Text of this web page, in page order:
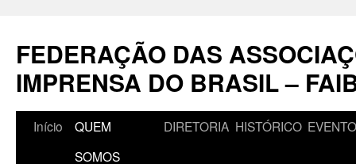
conteúdo
FEDERAÇÃO DAS
IMPRENSA DO BRASIL –
Início
QUEM
SOMOS
DIRETORIA HISTÓRICO